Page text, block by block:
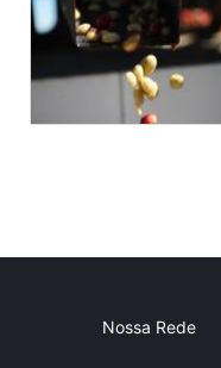
Nossa Rede